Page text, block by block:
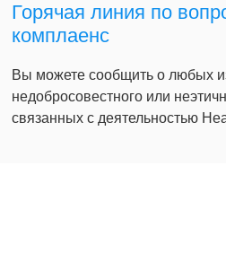
Горячая линия по
комплаенс
Вы можете сообщить о любых
недобросовестного или
связанных с деятельностью